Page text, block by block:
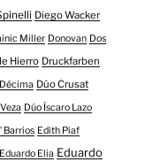
Diego Wacker
Miller Donovan Dos
Hierro Druckfarben
Décima Dúo Crusat
Dúo Íscaro Lazo
Barrios Edith Piaf
Eduardo Elia Eduardo